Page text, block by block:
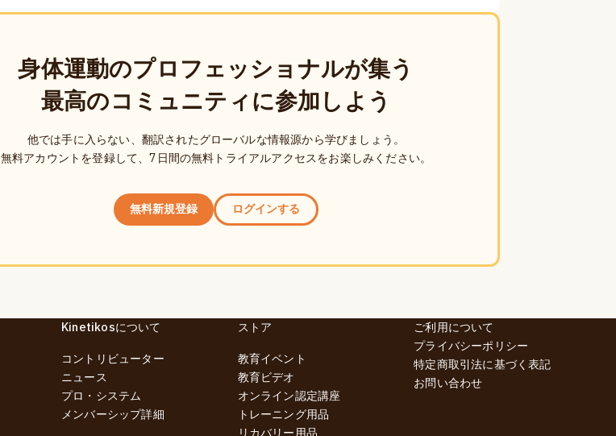
身体運動のプロフェッショナルが集う
最高のコミュニティに参加しよう
他では手に入らない、翻訳されたグローバルな情報源から学びましょう。
無料アカウントを登録して、7日間の無料トライアルアクセスをお楽しみください。
無料新規登録 ログインする
Kinetikosについて
コントリビューター
ニュース
プロ・システム
メンバーシップ詳細
ストア
教育イベント
教育ビデオ
オンライン認定講座
トレーニング用品
ご利用について
プライバシーポリシー
特定商取引法に基づく表記
お問い合わせ